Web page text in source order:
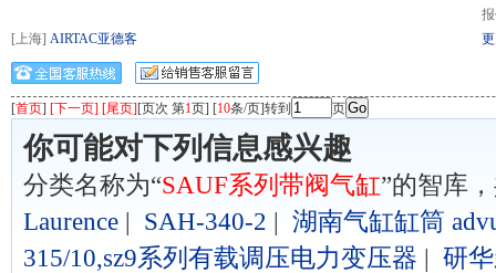
[上海] AIRTAC亚德客
[首页] [下一页] [尾页][页次 第1页] [10条/页]转到 页
你可能对下列信息感兴趣
分类名称为“SAUF系列带阀气缸”的智库
Laurence | SAH-340-2 | 湖南气缸缸筒
315/10,sz9系列有载调压电力变压器 | 研